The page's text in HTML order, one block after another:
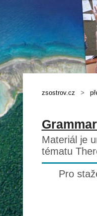
zsostrov.cz >
Materiál je
tématu
Pro